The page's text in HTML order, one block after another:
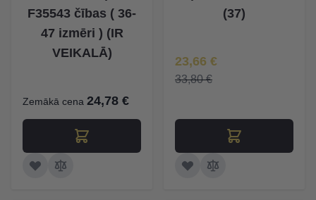
F35543 čības ( 36-
47 izmēri ) (IR
VEIKALĀ)
Zemākā cena 24,78 €
(37)
Īpaša Cena
23,66 €
33,80 €